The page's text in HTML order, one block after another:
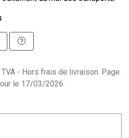
- Hors frais de livraison. Page
le 17/03/2026.